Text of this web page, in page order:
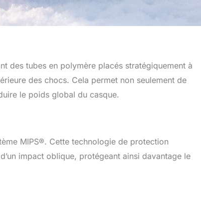
des tubes en polymère placés stratégiquement à
des chocs. Cela permet non seulement de
le poids global du casque.
MIPS®. Cette technologie de protection
impact oblique, protégeant ainsi davantage le